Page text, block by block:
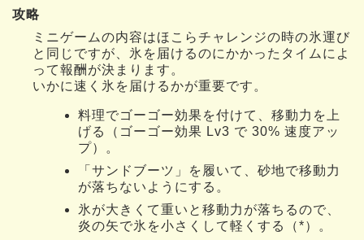
攻略
ミニゲームの内容はほこらチャレンジの時の氷運び
と同じですが、氷を届けるのにかかったタイムによ
って報酬が決まります。
いかに速く氷を届けるかが重要です。
料理でゴーゴー効果を付けて、移動力を上
げる（ゴーゴー効果 Lv3 で 30% 速度アッ
プ）。
「サンドブーツ」を履いて、砂地で移動力
が落ちないようにする。
氷が大きくて重いと移動力が落ちるので、
炎の矢で氷を小さくして軽くする（*）。